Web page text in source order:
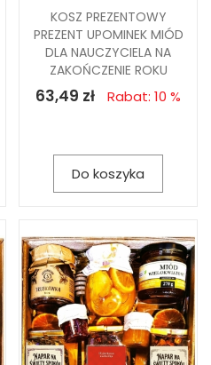
KOSZ PREZENTOWY
PREZENT UPOMINEK MIÓD
DLA NAUCZYCIELA NA
ZAKOŃCZENIE ROKU
63,49 zł Rabat: 10 %
Do koszyka